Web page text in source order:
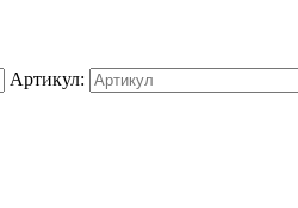
Артикул: